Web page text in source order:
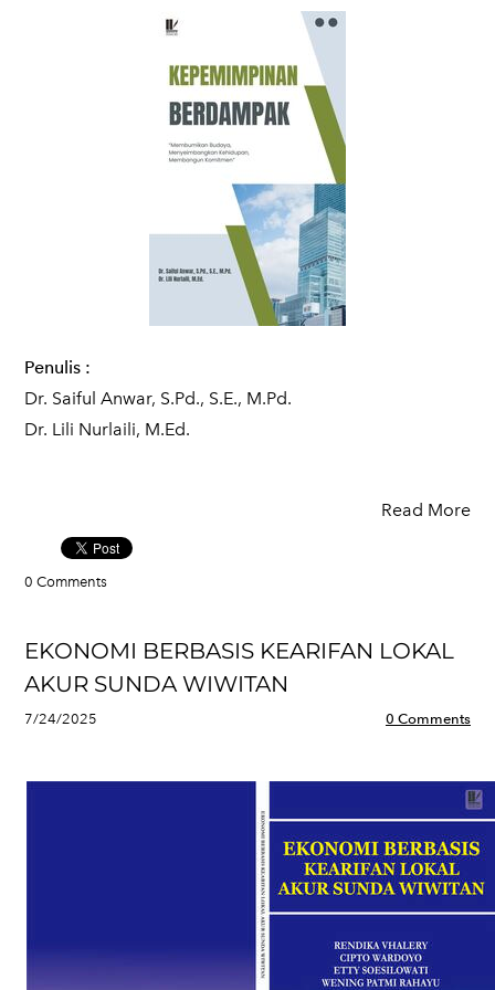
Penulis :
Dr. Saiful Anwar, S.Pd., S.E., M.Pd.
Dr. Lili Nurlaili, M.Ed.
Read More
0 Comments
EKONOMI BERBASIS KEARIFAN LOKAL
AKUR SUNDA WIWITAN
7/24/2025 0 Comments